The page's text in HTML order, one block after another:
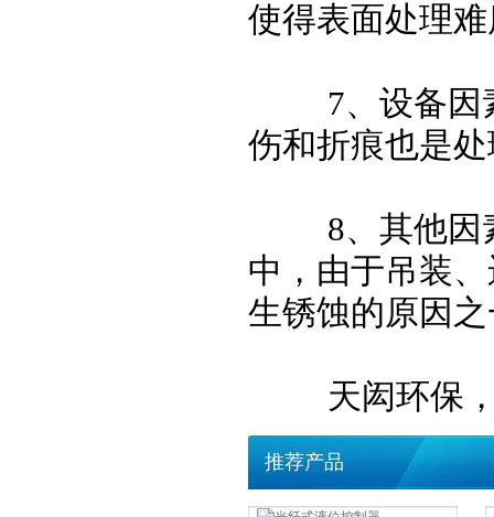
使得表面处理
7、设备因素
伤和折痕也是
8、其他因素
中，由于吊装
生锈蚀的原因
天闳环保，
推荐产品